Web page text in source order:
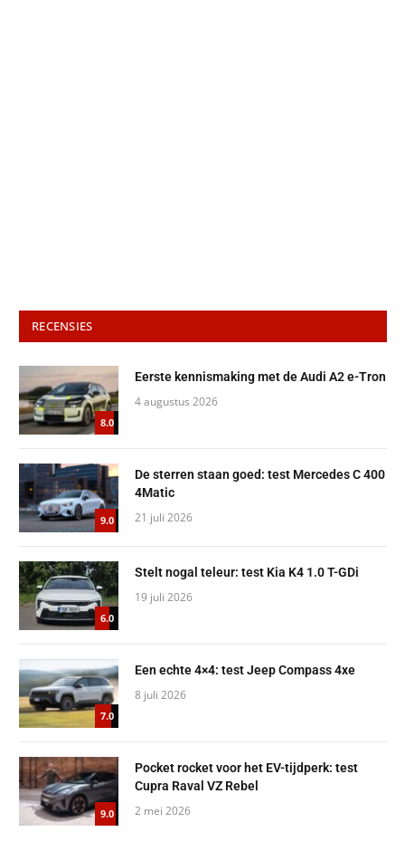
RECENSIES
8.0
Eerste kennismaking met de Audi A2 e-Tron
4 augustus 2026
9.0
De sterren staan goed: test Mercedes C 400
4Matic
21 juli 2026
6.0
Stelt nogal teleur: test Kia K4 1.0 T-GDi
19 juli 2026
7.0
Een echte 4×4: test Jeep Compass 4xe
8 juli 2026
9.0
Pocket rocket voor het EV-tijdperk: test
Cupra Raval VZ Rebel
2 mei 2026